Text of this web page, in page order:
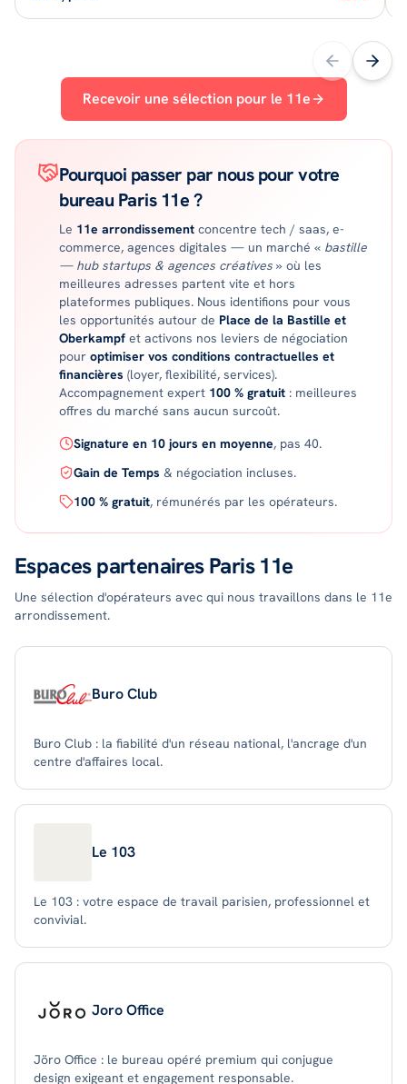
Recevoir une sélection pour le 11e
Pourquoi passer par nous pour votre
bureau Paris 11e?
Le 11e arrondissement concentre tech / saas, e-
commerce, agences digitales — un marché « bastille
— hub startups & agences créatives » où les
meilleures adresses partent vite et hors
plateformes publiques. Nous identifions pour vous
les opportunités autour de Place de la Bastille et
Oberkampf et activons nos leviers de négociation
pour optimiser vos conditions contractuelles et
financières (loyer, flexibilité, services).
Accompagnement expert 100 % gratuit : meilleures
offres du marché sans aucun surcoût.
Signature en 10 jours en moyenne, pas 40.
Gain de Temps & négociation incluses.
100 % gratuit, rémunérés par les opérateurs.
Espaces partenairesParis 11e
Une sélection d'opérateurs avec qui nous travaillons dans le 11e
arrondissement.
Buro Club
Buro Club : la fiabilité d'un réseau national, l'ancrage d'un
centre d'affaires local.
Le 103
Le 103 : votre espace de travail parisien, professionnel et
convivial.
Joro Office
Jöro Office : le bureau opéré premium qui conjugue
design exigeant et engagement responsable.